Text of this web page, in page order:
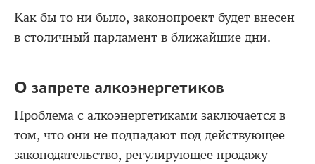
Как бы то ни было, законопроект будет внесен
в столичный парламент в ближайшие дни.
О запрете алкоэнергетиков
Проблема с алкоэнергетиками заключается в
том, что они не подпадают под действующее
законодательство, регулирующее продажу